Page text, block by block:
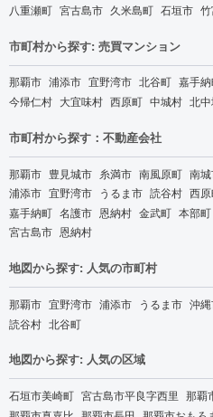
八重瀬町 宮古島市 久米島町 石垣市
市町村から探す: 売買マンション
那覇市 浦添市 宜野湾市 北谷町 嘉手
今帰仁村 大宜味村 西原町 中城村 北
市町村から探す：不動産会社
那覇市 豊見城市 糸満市 南風原町 南
浦添市 宜野湾市 うるま市 読谷村 西
嘉手納町 名護市 恩納村 金武町 本部町
宮古島市 恩納村
地図から探す: 人気の市町村
那覇市 宜野湾市 浦添市 うるま市 沖
読谷村 北谷町
地図から探す: 人気の区域
石垣市美崎町 宮古島市平良字西里 那覇